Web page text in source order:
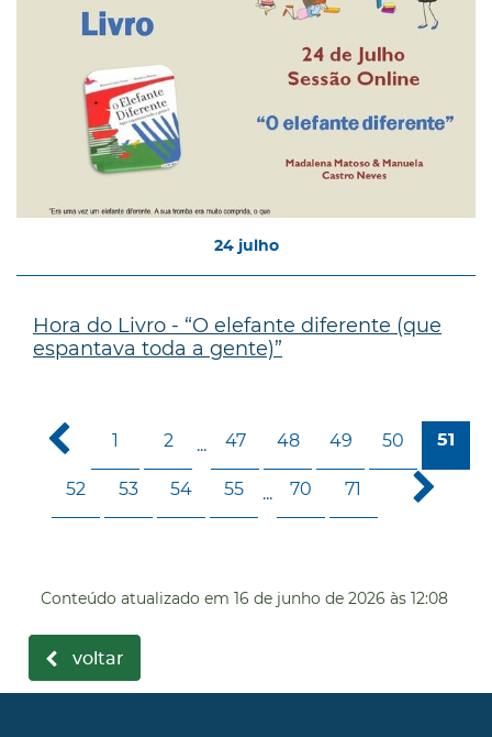
24 julho
Hora do Livro - “O elefante diferente (que
espantava toda a gente)”
1 2 ... 47 48 49 50 51
52 53 54 55 ... 70 71
Conteúdo atualizado em 16 de junho de 2026 às 12:08
voltar